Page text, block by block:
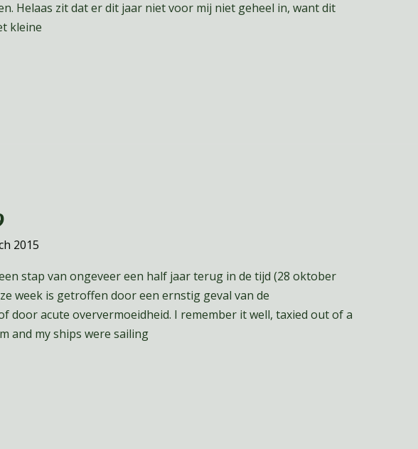
Helaas zit dat er dit jaar niet voor mij niet geheel in, want dit
kleine
2015
stap van ongeveer een half jaar terug in de tijd (28 oktober
week is getroffen door een ernstig geval van de
door acute oververmoeidheid. I remember it well, taxied out of a
and my ships were sailing